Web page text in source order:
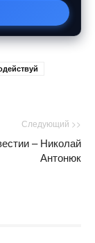
Следующий >>
– Николай
Антонюк